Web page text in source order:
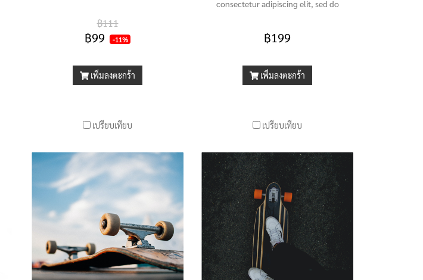
฿111
฿99 -11%
เพิ่มลงตะกร้า
เปรียบเทียบ
consectetur adipiscing elit, sed do
฿199
เพิ่มลงตะกร้า
เปรียบเทียบ